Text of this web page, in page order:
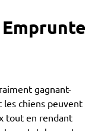
gagnant-
les chiens peuvent
tout en rendant